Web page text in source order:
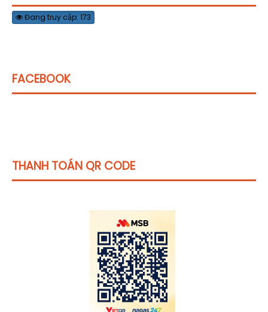
Đang truy cập: 173
FACEBOOK
THANH TOÁN QR CODE